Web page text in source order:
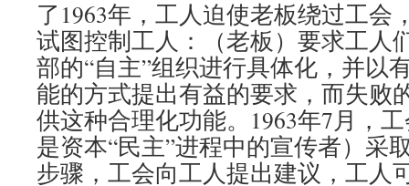
了1963年，工人迫使老板绕过工会
试图控制工人：（老板）要求工人
部的“自主”组织进行具体化，并以
能的方式提出有益的要求，而失败
供这种合理化功能。1963年7月，
是资本“民主”进程中的宣传者）采
步骤，工会向工人提出建议，工人